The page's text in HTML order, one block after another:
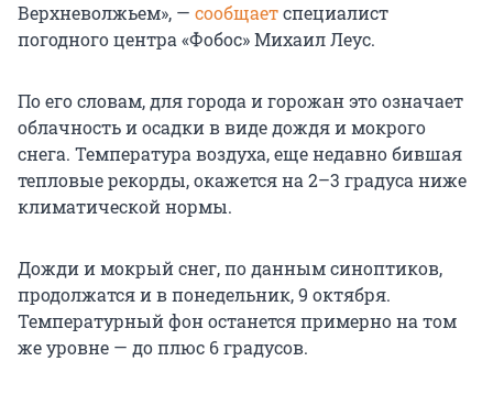
Верхневолжьем», — сообщаетспециалист
погодного центра «Фобос» Михаил Леус.
По его словам, для города и горожан это означает
облачность и осадки в виде дождя и мокрого
снега. Температура воздуха, еще недавно бившая
тепловые рекорды, окажется на 2–3 градуса ниже
климатической нормы.
Дожди и мокрый снег, по данным синоптиков,
продолжатся и в понедельник, 9 октября.
Температурный фон останется примерно на том
же уровне — до плюс 6 градусов.